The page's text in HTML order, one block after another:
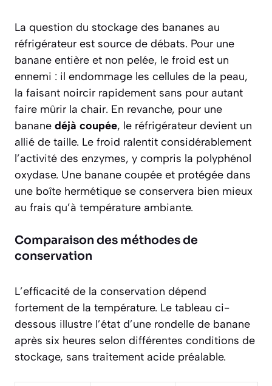
La question du stockage des bananes au
réfrigérateur est source de débats. Pour une
banane entière et non pelée, le froid est un
ennemi : il endommage les cellules de la peau,
la faisant noircir rapidement sans pour autant
faire mûrir la chair. En revanche, pour une
banane déjà coupée, le réfrigérateur devient un
allié de taille. Le froid ralentit considérablement
l’activité des enzymes, y compris la polyphénol
oxydase. Une banane coupée et protégée dans
une boîte hermétique se conservera bien mieux
au frais qu’à température ambiante.
Comparaison des méthodes de
conservation
L’efficacité de la conservation dépend
fortement de la température. Le tableau ci-
dessous illustre l’état d’une rondelle de banane
après six heures selon différentes conditions de
stockage, sans traitement acide préalable.